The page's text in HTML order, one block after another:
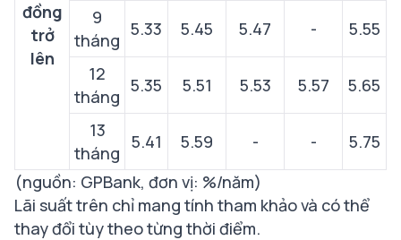
đồng
trở
lên
9
tháng
5.33 5.45 5.47 - 5.55
12
tháng
5.35 5.51 5.53 5.57 5.65
13
tháng
5.41 5.59 - -
5.75
(nguồn: GPBank, đơn vị: %/năm)
Lãi suất trên chỉ mang tính tham khảo và có thể
thay đổi tùy theo từng thời điểm.